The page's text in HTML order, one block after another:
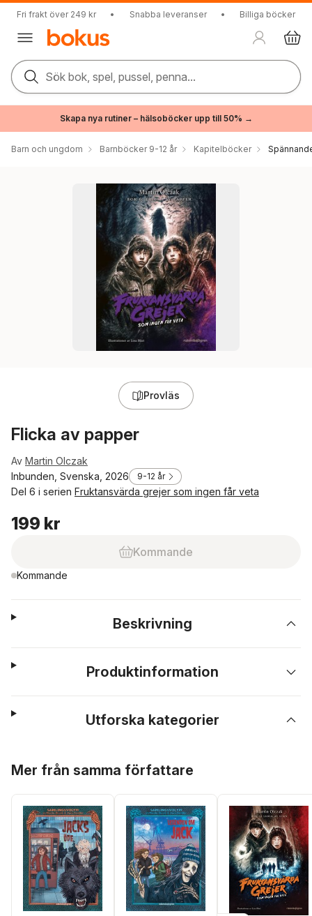
Fri frakt över 249 kr • Snabba leveranser • Billiga böcker
Sök bok, spel, pussel, penna...
Skapa nya rutiner – hälsoböcker upp till 50% →
Barn och ungdom Barnböcker 9-12 år Kapitelböcker
Provläs
Flicka av papper
Av Martin Olczak
Inbunden, Svenska, 2026
9-12 år
Del 6 i serien Fruktansvärda grejer som ingen får veta
199 kr
Kommande
Kommande
Beskrivning
Produktinformation
Utforska kategorier
Mer från samma författare